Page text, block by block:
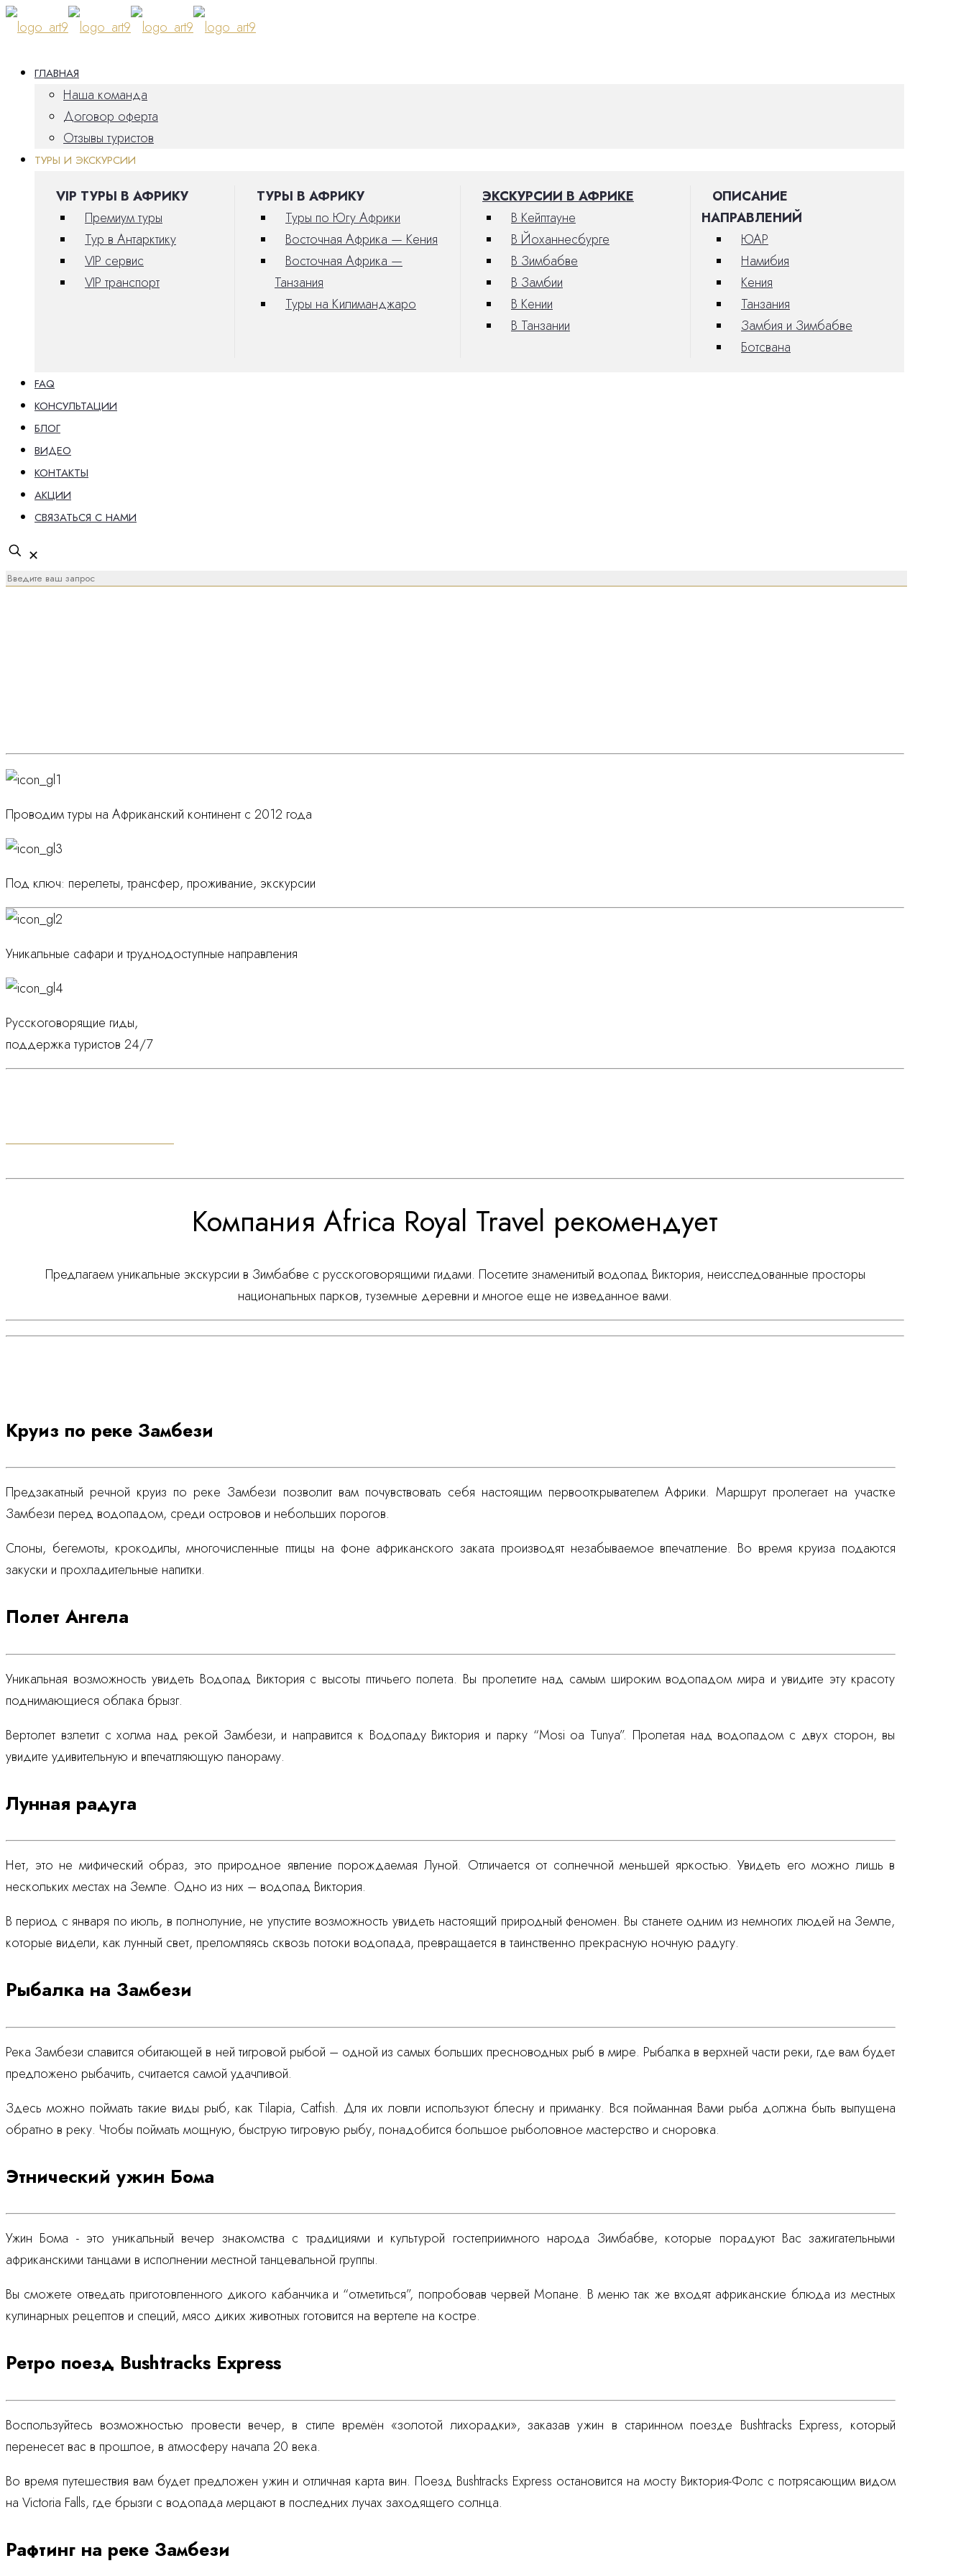
ГЛАВНАЯ
Наша команда
Договор оферта
Отзывы туристов
ТУРЫ И ЭКСКУРСИИ
VIP ТУРЫ В АФРИКУ
Премиум туры
Тур в Антарктику
VIP сервис
VIP транспорт
ТУРЫ В АФРИКУ
Туры по Югу Африки
Восточная Африка — Кения
Восточная Африка —
Танзания
Туры на Килиманджаро
ЭКСКУРСИИ В АФРИКЕ
В Кейптауне
В Йоханнесбурге
В Зимбабве
В Замбии
В Кении
В Танзании
ОПИСАНИЕ
НАПРАВЛЕНИЙ
ЮАР
Намибия
Кения
Танзания
Замбия и Зимбабве
Ботсвана
FAQ
КОНСУЛЬТАЦИИ
БЛОГ
ВИДЕО
КОНТАКТЫ
АКЦИИ
СВЯЗАТЬСЯ С НАМИ
✕
Проводим туры на Африканский континент с 2012 года
Под ключ: перелеты, трансфер, проживание, экскурсии
Уникальные сафари и труднодоступные направления
Русскоговорящие гиды,
поддержка туристов 24/7
Компания Africa Royal Travel рекомендует
Предлагаем уникальные экскурсии в Зимбабве с русскоговорящими гидами. Посетите знаменитый водопад Виктория, неисследованные просторы
национальных парков, туземные деревни и многое еще не изведанное вами.
Круиз по реке Замбези
Предзакатный речной круиз по реке Замбези позволит вам почувствовать себя настоящим первооткрывателем Африки. Маршрут пролегает на участке
Замбези перед водопадом, среди островов и небольших порогов.
Слоны, бегемоты, крокодилы, многочисленные птицы на фоне африканского заката производят незабываемое впечатление. Во время круиза подаются
закуски и прохладительные напитки.
Полет Ангела
Уникальная возможность увидеть Водопад Виктория с высоты птичьего полета. Вы пролетите над самым широким водопадом мира и увидите эту красоту
поднимающиеся облака брызг.
Вертолет взлетит с холма над рекой Замбези, и направится к Водопаду Виктория и парку “Mosi oa Tunya”. Пролетая над водопадом с двух сторон, вы
увидите удивительную и впечатляющую панораму.
Лунная радуга
Нет, это не мифический образ, это природное явление порождаемая Луной. Отличается от солнечной меньшей яркостью. Увидеть его можно лишь в
нескольких местах на Земле. Одно из них – водопад Виктория.
В период с января по июль, в полнолуние, не упустите возможность увидеть настоящий природный феномен. Вы станете одним из немногих людей на Земле,
которые видели, как лунный свет, преломляясь сквозь потоки водопада, превращается в таинственно прекрасную ночную радугу.
Рыбалка на Замбези
Река Замбези славится обитающей в ней тигровой рыбой – одной из самых больших пресноводных рыб в мире. Рыбалка в верхней части реки, где вам будет
предложено рыбачить, считается самой удачливой.
Здесь можно поймать такие виды рыб, как Tilapia, Catfish. Для их ловли используют блесну и приманку. Вся пойманная Вами рыба должна быть выпущена
обратно в реку. Чтобы поймать мощную, быструю тигровую рыбу, понадобится большое рыболовное мастерство и сноровка.
Этнический ужин Бома
Ужин Бома - это уникальный вечер знакомства с традициями и культурой гостеприимного народа Зимбабве, которые порадуют Вас зажигательными
африканскими танцами в исполнении местной танцевальной группы.
Вы сможете отведать приготовленного дикого кабанчика и “отметиться”, попробовав червей Мопане. В меню так же входят африканские блюда из местных
кулинарных рецептов и специй, мясо диких животных готовится на вертеле на костре.
Ретро поезд Bushtracks Express
Воспользуйтесь возможностью провести вечер, в стиле времён «золотой лихорадки», заказав ужин в старинном поезде Bushtracks Express, который
перенесет вас в прошлое, в атмосферу начала 20 века.
Во время путешествия вам будет предложен ужин и отличная карта вин. Поезд Bushtracks Express остановится на мосту Виктория-Фолс с потрясающим видом
на Victoria Falls, где брызги с водопада мерцают в последних лучах заходящего солнца.
Рафтинг на реке Замбези